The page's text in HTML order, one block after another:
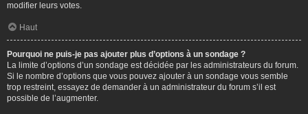
modifier leurs votes.
Haut
Pourquoi ne puis-je pas ajouter plus d’options à un sondage ?
La limite d’options d’un sondage est décidée par les administrateurs du forum.
Si le nombre d’options que vous pouvez ajouter à un sondage vous semble
trop restreint, essayez de demander à un administrateur du forum s’il est
possible de l’augmenter.